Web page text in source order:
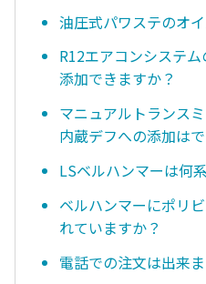
油圧式パワステのオ
R12エアコンシステ
添加できますか？
マニュアルトランス
内蔵デフへの添加は
LSベルハンマーは何
ベルハンマーにポリ
れていますか？
電話での注文は出来